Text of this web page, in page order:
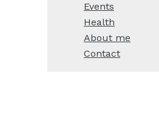
Events
Health
About me
Contact